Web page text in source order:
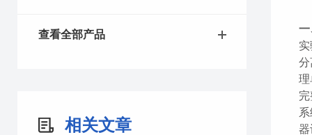
查看全部产品
相关文章
一
分